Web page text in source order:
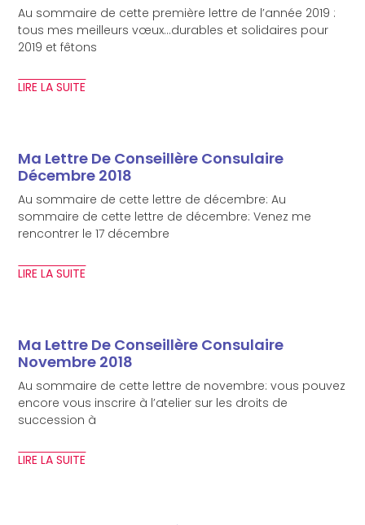
Au sommaire de cette première lettre de l’année 2019 :
tous mes meilleurs vœux…durables et solidaires pour
2019 et fêtons
LIRE LA SUITE
Ma Lettre De Conseillère Consulaire
Décembre 2018
Au sommaire de cette lettre de décembre: Au
sommaire de cette lettre de décembre: Venez me
rencontrer le 17 décembre
LIRE LA SUITE
Ma Lettre De Conseillère Consulaire
Novembre 2018
Au sommaire de cette lettre de novembre: vous pouvez
encore vous inscrire à l’atelier sur les droits de
succession à
LIRE LA SUITE